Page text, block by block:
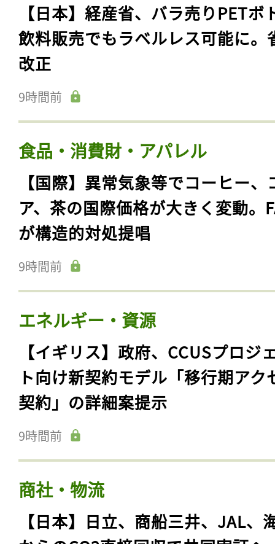
【日本】経産省、バラ売りPETボ
飲料販売でもラベルレス可能に。
改正
9時間前
食品・消費財・アパレル
【国際】異常気象等でコーヒー、
ア、茶の国際価格が大きく変動。
が構造的対処提唱
9時間前
エネルギー・資源
【イギリス】政府、CCUSプロジ
ト向け新契約モデル「移行期アク
契約」の詳細案提示
9時間前
商社・物流
【日本】日立、商船三井、JAL、